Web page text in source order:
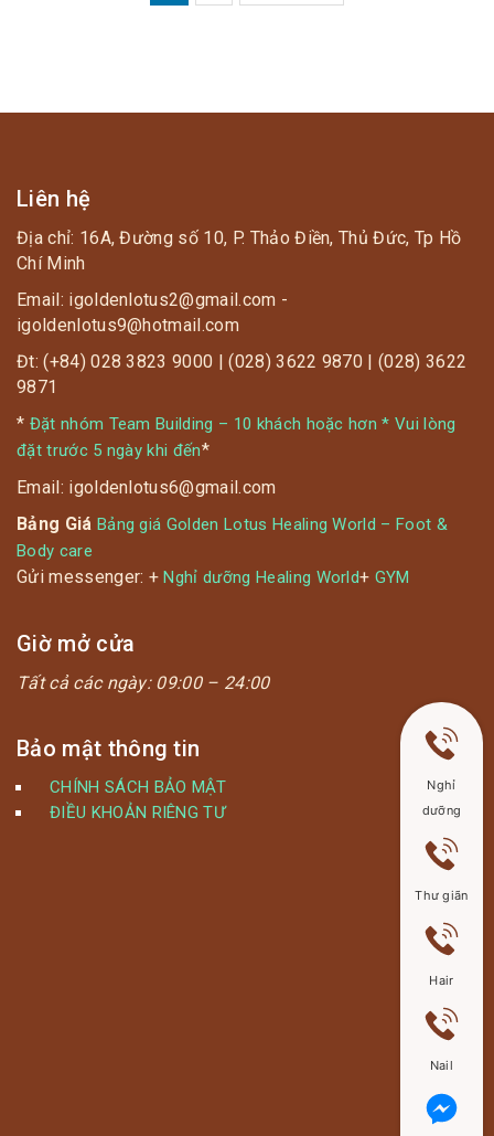
TRANG
Liên hệ
Địa chỉ: 16A, Đường số 10, P. Thảo Điền, Thủ Đức, Tp Hồ
Chí Minh
Email: igoldenlotus2@gmail.com -
igoldenlotus9@hotmail.com
Đt: (+84) 028 3823 9000 | (028) 3622 9870 | (028) 3622
9871
* Đặt nhóm Team Building – 10 khách hoặc hơn * Vui lòng
đặt trước 5 ngày khi đến*
Email: igoldenlotus6@gmail.com
Bảng Giá Bảng giá Golden Lotus Healing World – Foot &
Body care
Gửi messenger: +Nghỉ dưỡng Healing World+ GYM
Giờ mở cửa
Tất cả các ngày: 09:00 – 24:00
Bảo mật thông tin
CHÍNH SÁCH BẢO MẬT
ĐIỀU KHOẢN RIÊNG TƯ
Nghỉ
dưỡng
Thư giãn
Hair
Nail